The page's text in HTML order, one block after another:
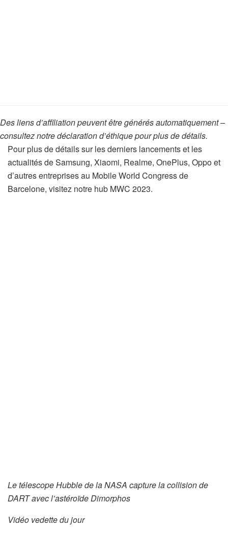
Des liens d’affiliation peuvent être générés automatiquement –
consultez notre déclaration d’éthique pour plus de détails.
Pour plus de détails sur les derniers lancements et les
actualités de Samsung, Xiaomi, Realme, OnePlus, Oppo et
d’autres entreprises au Mobile World Congress de
Barcelone, visitez notre hub MWC 2023.
Le télescope Hubble de la NASA capture la collision de
DART avec l’astéroïde Dimorphos
Vidéo vedette du jour